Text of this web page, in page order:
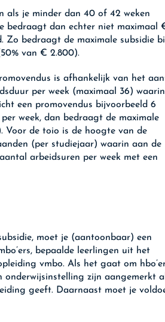
als je minder dan 40 of 42 weken
bedraagt dan echter niet maximaal
bedraagt de maximale subsidie
van € 2.800).
is afhankelijk van het
per week (maximaal 36)
een promovendus bijvoorbeeld 6
week, dan bedraagt de maximale
Voor de toio is de hoogte van de
(per studiejaar) waarin aan de
arbeidsuren per week met een
moet je (aantoonbaar) een
bepaalde leerlingen uit het
vmbo. Als het gaat om
onderwijsinstelling zijn aangemerkt
geeft. Daarnaast moet je